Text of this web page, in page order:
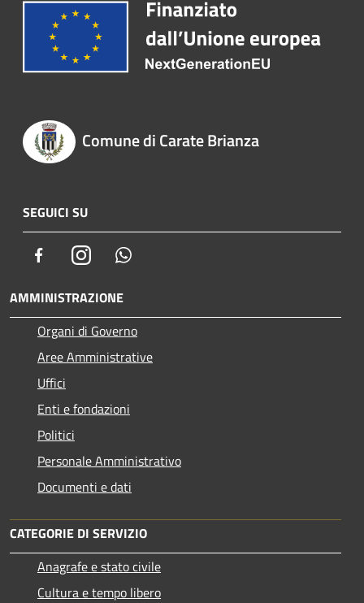
Comune di Carate Brianza
SEGUICI SU
FacebookInstagram
AMMINISTRAZIONE
Organi di Governo
Aree Amministrative
Uffici
Enti e fondazioni
Politici
Personale Amministrativo
Documenti e dati
CATEGORIE DI SERVIZIO
Anagrafe e stato civile
Cultura e tempo libero